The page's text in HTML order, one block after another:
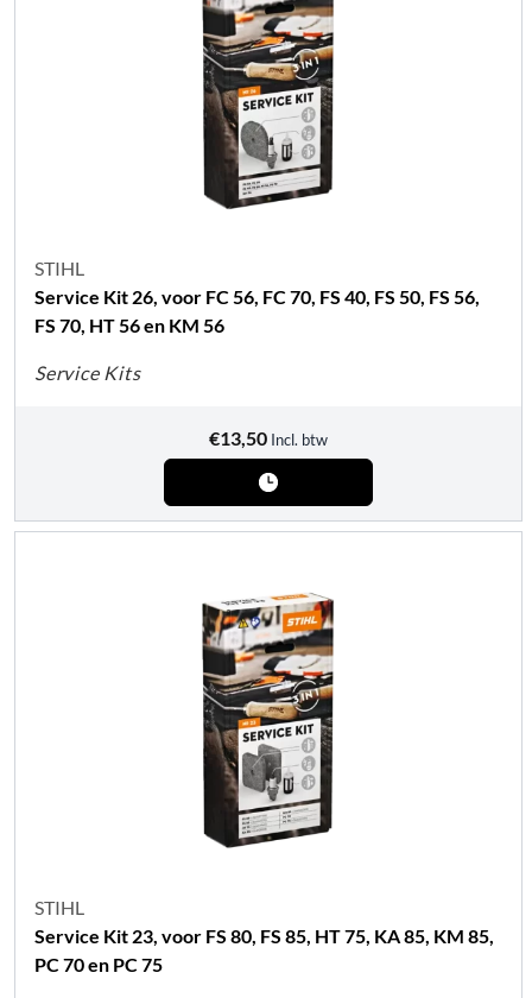
STIHL
Service Kit 26, voor FC 56, FC 70, FS 40, FS 50, FS 56,
FS 70, HT 56 en KM 56
Service Kits
€13,50 Incl. btw
STIHL
Service Kit 23, voor FS 80, FS 85, HT 75, KA 85, KM 85,
PC 70 en PC 75